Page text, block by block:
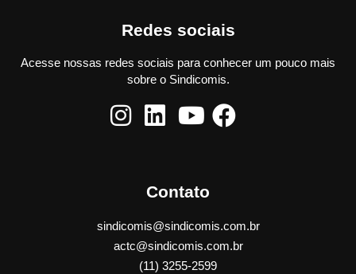
Redes sociais
Acesse nossas redes sociais para conhecer um pouco mais
sobre o Sindicomis.
Contato
sindicomis@sindicomis.com.br
actc@sindicomis.com.br
(11) 3255-2599